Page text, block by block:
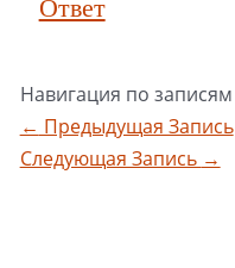
Ответ
Навигация по записям
← Предыдущая Запись
Следующая Запись →